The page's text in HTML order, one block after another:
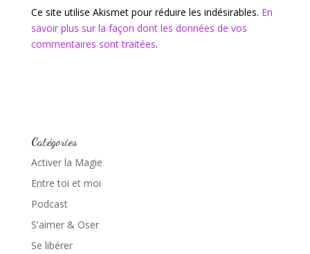
Ce site utilise Akismet pour réduire les indésirables. En
savoir plus sur la façon dont les données de vos
commentaires sont traitées.
Catégories
Activer la Magie
Entre toi et moi
Podcast
S'aimer & Oser
Se libérer